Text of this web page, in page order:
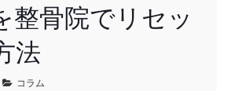
整骨院でリセッ
法
コラム